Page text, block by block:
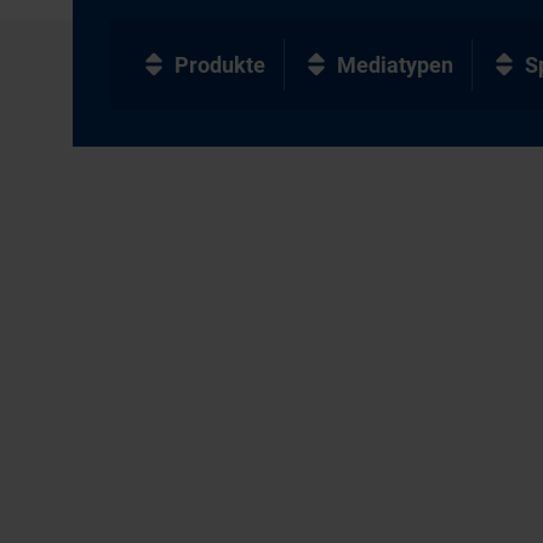
Produkte Mediatypen